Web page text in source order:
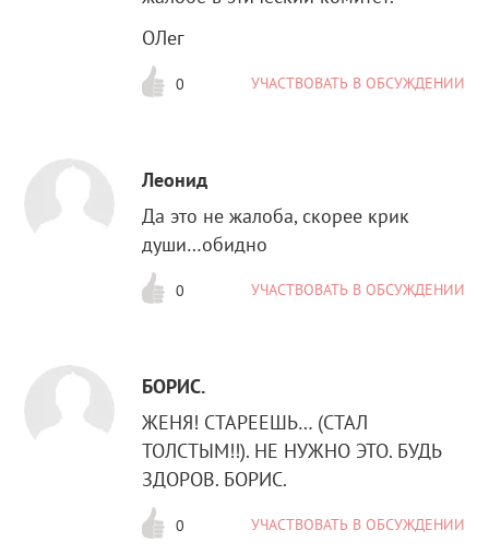
ОЛег
0 УЧАСТВОВАТЬ В ОБСУЖДЕНИИ
Леонид
Да это не жалоба, скорее крик
души…обидно
0 УЧАСТВОВАТЬ В ОБСУЖДЕНИИ
БОРИС.
ЖЕНЯ! СТАРЕЕШЬ… (СТАЛ
ТОЛСТЫМ!!). НЕ НУЖНО ЭТО. БУДЬ
ЗДОРОВ. БОРИС.
0 УЧАСТВОВАТЬ В ОБСУЖДЕНИИ